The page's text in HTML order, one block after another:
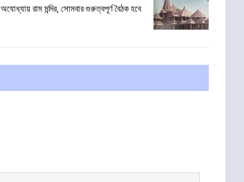
অযোধ্যায় রাম মন্দির, সোমবার গুরুত্বপূর্ণ বৈঠক হবে